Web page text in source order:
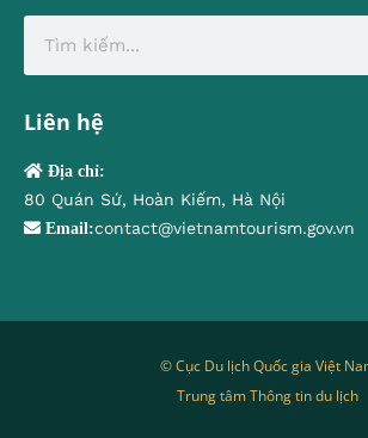
Liên hệ
Địa chỉ:
80 Quán Sứ, Hoàn Kiếm, Hà Nội
Email:contact@vietnamtourism.gov.vn
© Cục Du lịch Quốc gia Việt
Trung tâm Thông tin du lịch